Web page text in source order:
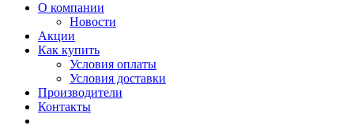
О компании
Новости
Акции
Как купить
Условия оплаты
Условия доставки
Производители
Контакты